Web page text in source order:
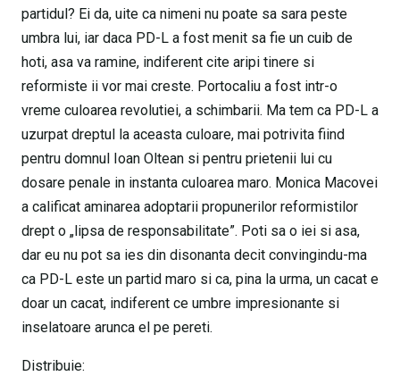
partidul? Ei da, uite ca nimeni nu poate sa sara peste
umbra lui, iar daca PD-L a fost menit sa fie un cuib de
hoti, asa va ramine, indiferent cite aripi tinere si
reformiste ii vor mai creste. Portocaliu a fost intr-o
vreme culoarea revolutiei, a schimbarii. Ma tem ca PD-L a
uzurpat dreptul la aceasta culoare, mai potrivita fiind
pentru domnul Ioan Oltean si pentru prietenii lui cu
dosare penale in instanta culoarea maro. Monica Macovei
a calificat aminarea adoptarii propunerilor reformistilor
drept o „lipsa de responsabilitate”. Poti sa o iei si asa,
dar eu nu pot sa ies din disonanta decit convingindu-ma
ca PD-L este un partid maro si ca, pina la urma, un cacat e
doar un cacat, indiferent ce umbre impresionante si
inselatoare arunca el pe pereti.
Distribuie: